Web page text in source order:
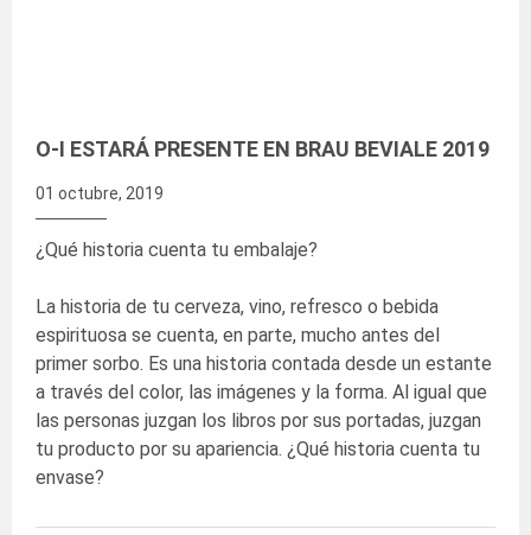
O-I ESTARÁ PRESENTE EN BRAU BEVIALE 2019
01 octubre, 2019
¿Qué historia cuenta tu embalaje?
La historia de tu cerveza, vino, refresco o bebida
espirituosa se cuenta, en parte, mucho antes del
primer sorbo. Es una historia contada desde un estante
a través del color, las imágenes y la forma. Al igual que
las personas juzgan los libros por sus portadas, juzgan
tu producto por su apariencia. ¿Qué historia cuenta tu
envase?